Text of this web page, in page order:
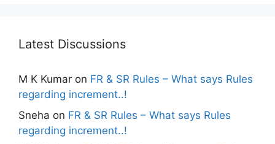
Latest Discussions
M K Kumar on FR & SR Rules – What says Rules
regarding increment..!
Sneha on FR & SR Rules – What says Rules
regarding increment..!